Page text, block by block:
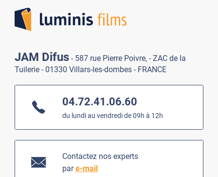
JAM Difus - 587 rue Pierre Poivre, - ZAC de la
Tuilerie - 01330 Villars-les-dombes - FRANCE
04.72.41.06.60
du lundi au vendredi de 09h à 12h
Contactez nos experts
pare-mail